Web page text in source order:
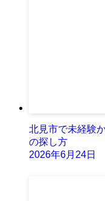
北見市で未経験
の探し方
2026年6月24日